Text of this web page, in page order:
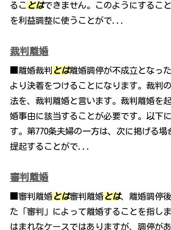
るこ とはできません。このようにするこ
を利益調整に使うことがで...
裁判離婚
■離婚裁判 とは離婚調停が不成立となっ
より決着をつけることになります。裁判
法を、裁判離婚と言います。裁判離婚を
婚事由に該当することが必要です。以下
す。第770条夫婦の一方は、次に掲げる
提起することがで...
審判離婚
■審判離婚 とは審判離婚 とは、離婚調停
た「審判」によって離婚することを指し
はまれなケースではありますが、調停が